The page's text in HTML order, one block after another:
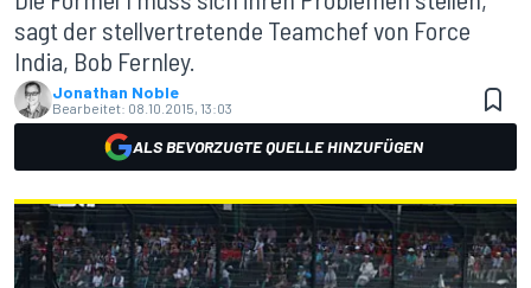
sagt der stellvertretende Teamchef von Force
India, Bob Fernley.
Jonathan Noble
Bearbeitet: 08.10.2015, 13:03
ALS BEVORZUGTE QUELLE HINZUFÜGEN